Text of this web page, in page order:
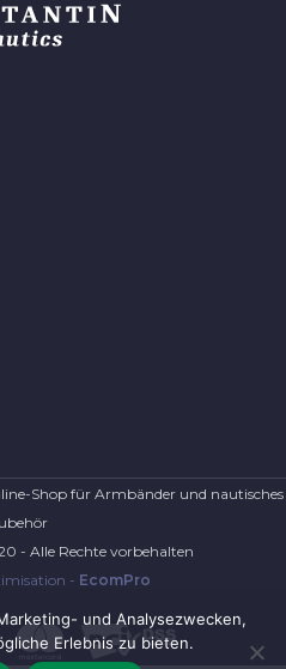
Shop für Armbänder und nautisches
- Alle Rechte vorbehalten
- EcomPro
und Analysezwecken,
Erlebnis zu bieten.